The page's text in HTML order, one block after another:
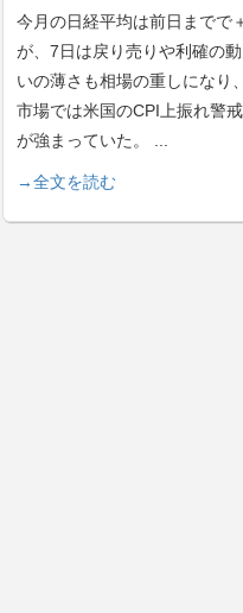
今月の日経平均は前日までで
が、7日は戻り売りや利確の
いの薄さも相場の重しになり
市場では米国のCPI上振れ警
が強まっていた。
→全文を読む